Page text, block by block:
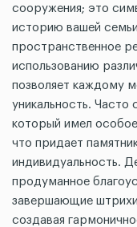
сооружения; это
историю вашей
пространственное
использованию
позволяет каждому
уникальность.
который имел
что придает
индивидуальность.
продуманное
завершающие
создавая